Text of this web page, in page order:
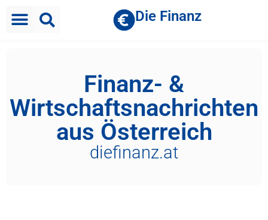
Die Finanz
Finanz- &
Wirtschaftsnachrichten
aus Österreich
diefinanz.at